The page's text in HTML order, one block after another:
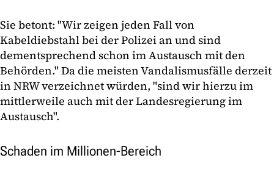
Sie betont: "Wir zeigen jeden Fall von
Kabeldiebstahl bei der Polizei an und sind
dementsprechend schon im Austausch mit den
Behörden." Da die meisten Vandalismusfälle derzeit
in NRW verzeichnet würden, "sind wir hierzu im
mittlerweile auch mit der Landesregierung im
Austausch".
Schaden im Millionen-Bereich